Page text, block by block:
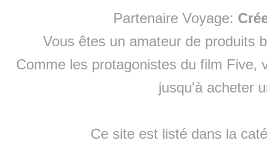
Partenaire Voyage:
Vous êtes un amateur de produits
Comme les protagonistes du film Five,
jusqu'à acheter
Ce site est listé dans la